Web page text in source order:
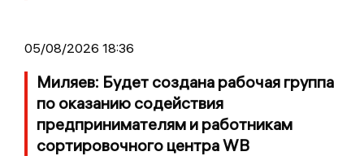
05/08/2026 18:36
Миляев: Будет создана рабочая группа
по оказанию содействия
предпринимателям и работникам
сортировочного центра WB